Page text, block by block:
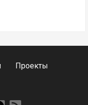
Проекты